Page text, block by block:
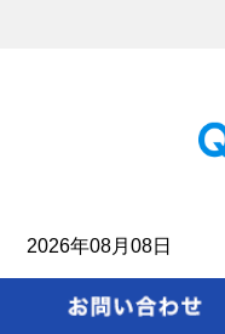
2026年08月08日
デザイン制作会社が